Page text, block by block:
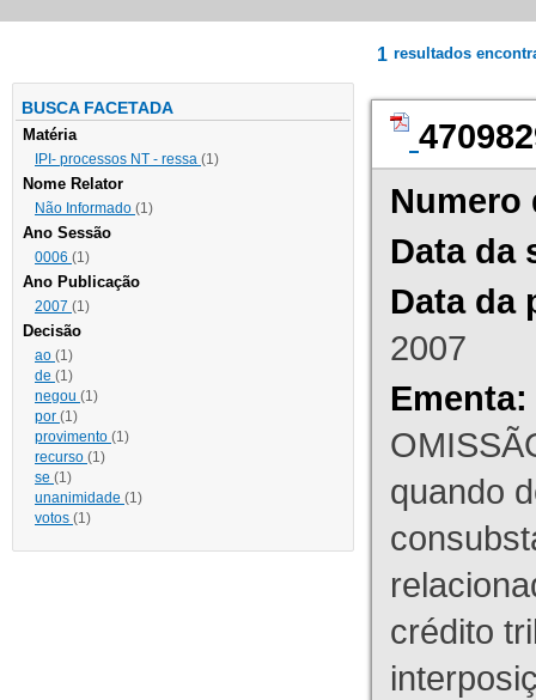
BUSCA FACETADA
Matéria
IPI- processos NT - ressa (1)
Nome Relator
Não Informado (1)
Ano Sessão
0006 (1)
Ano Publicação
2007 (1)
Decisão
ao (1)
de (1)
negou (1)
por (1)
provimento (1)
recurso (1)
se (1)
unanimidade (1)
votos (1)
1 resultados
Numero
Data da
Data da
2007
Ementa:
quando
crédito